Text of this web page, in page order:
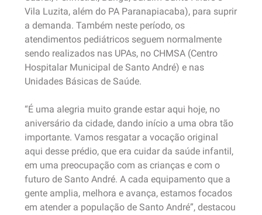
Vila Luzita, além do PA Paranapiacaba), para suprir
a demanda. Também neste período, os
atendimentos pediátricos seguem normalmente
sendo realizados nas UPAs, no CHMSA (Centro
Hospitalar Municipal de Santo André) e nas
Unidades Básicas de Saúde.
“É uma alegria muito grande estar aqui hoje, no
aniversário da cidade, dando início a uma obra tão
importante. Vamos resgatar a vocação original
aqui desse prédio, que era cuidar da saúde infantil,
em uma preocupação com as crianças e com o
futuro de Santo André. A cada equipamento que a
gente amplia, melhora e avança, estamos focados
em atender a população de Santo André”, destacou